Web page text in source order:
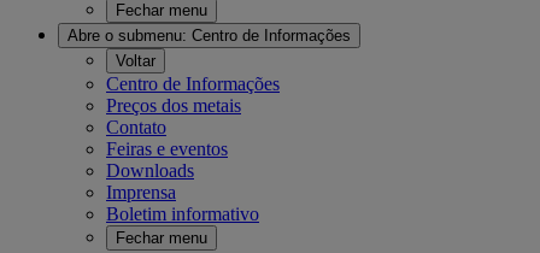
Fechar menu
Abre o submenu: Centro de Informações
Voltar
Centro de Informações
Preços dos metais
Contato
Feiras e eventos
Downloads
Imprensa
Boletim informativo
Fechar menu